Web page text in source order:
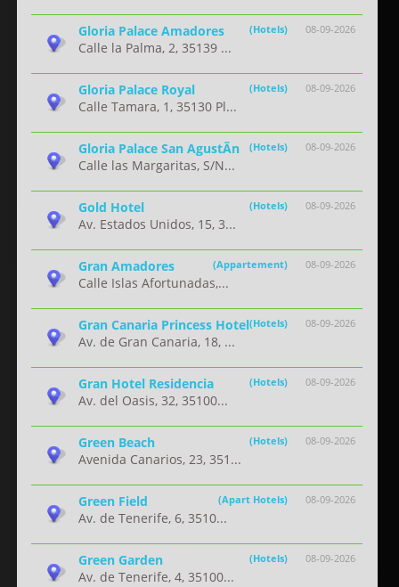
08-09-2026
Gloria Palace Amadores (Hotels)
Calle la Palma, 2, 35139 ...
08-09-2026
Gloria Palace Royal (Hotels)
Calle Tamara, 1, 35130 Pl...
08-09-2026
Gloria Palace San AgustÃ­n (Hotels)
Calle las Margaritas, S/N...
08-09-2026
Gold Hotel (Hotels)
Av. Estados Unidos, 15, 3...
08-09-2026
Gran Amadores (Appartement)
Calle Islas Afortunadas,...
08-09-2026
Gran Canaria Princess Hotel(Hotels)
Av. de Gran Canaria, 18, ...
08-09-2026
Gran Hotel Residencia (Hotels)
Av. del Oasis, 32, 35100...
08-09-2026
Green Beach (Hotels)
Avenida Canarios, 23, 351...
08-09-2026
Green Field (Apart Hotels)
Av. de Tenerife, 6, 3510...
08-09-2026
Green Garden (Hotels)
Av. de Tenerife, 4, 35100...